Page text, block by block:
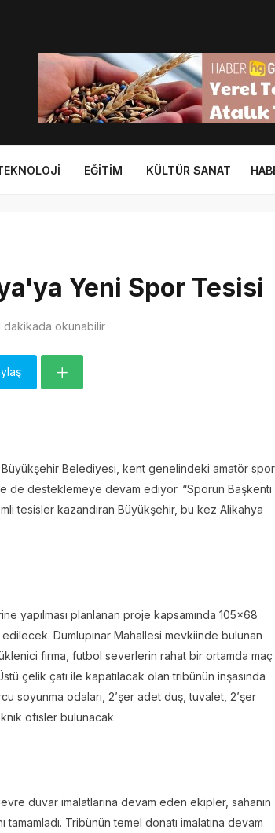
EĞITIM KÜLTÜR SANAT
Yeni Spor Tesisi
dakikada okunabilir
Belediyesi, kent genelindeki amatör spor
de desteklemeye devam ediyor. “Sporun Başkenti
tesisler kazandıran Büyükşehir, bu kez Alikahya
yapılması planlanan proje kapsamında 105×68
Dumlupınar Mahallesi mevkiinde bulunan
firma, futbol severlerin rahat bir ortamda maç
çelik çatı ile kapatılacak olan tribünün inşasında
soyunma odaları, 2’şer adet duş, tuvalet, 2’şer
ofisler bulunacak.
duvar imalatlarına devam eden ekipler, sahanın
tamamladı. Tribünün temel donatı imalatına devam